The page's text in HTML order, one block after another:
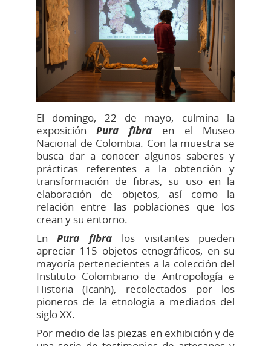
El domingo, 22 de mayo, culmina la
exposiciónPura fibra
en el Museo
Nacional de Colombia. Con la muestra se
busca dar a conocer algunos saberes y
prácticas referentes a la obtención y
transformación de fibras, su uso en la
elaboración de objetos, así como la
relación entre las poblaciones que los
crean y su entorno.
EnPura fibra los visitantes pueden
apreciar 115 objetos etnográficos, en su
mayoría pertenecientes a la colección del
Instituto Colombiano de Antropología e
Historia (Icanh), recolectados por los
pioneros de la etnología a mediados del
siglo XX.
Por medio de las piezas en exhibición y de